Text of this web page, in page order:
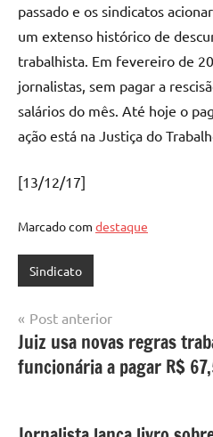
passado e os sindicatos
um extenso histórico de
trabalhista. Em fevereiro de
jornalistas, sem pagar a
salários do mês. Até hoje o
ação está na Justiça do
[13/12/17]
Marcado com destaque
Sindicato
Navegação
de
Post
Post anterior
Juiz usa novas regras
funcionária a pagar R$